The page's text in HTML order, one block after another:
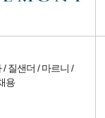
질샌더 / 마르니 /
용